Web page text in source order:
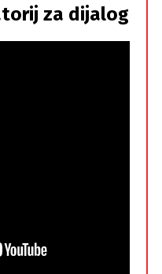
za dijalog